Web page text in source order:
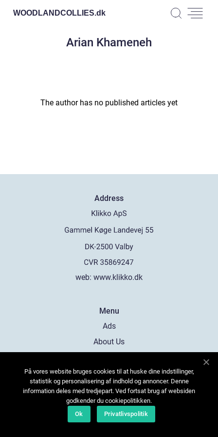
WOODLANDCOLLIES.dk
Arian Khameneh
The author has no published articles yet
Address
web: www.klikko.dk
Menu
Ads
About Us
Contact
Sitemap
På vores website bruges cookies til at huske dine indstillinger,
statistik og personalisering af indhold og annoncer. Denne
information deles med tredjepart. Ved fortsat brug af websiden
godkender du cookiepolitikken.
Ok
Privatlivspolitik